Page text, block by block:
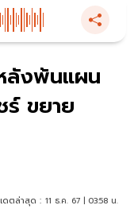
ลังพ้นแผน
ขยาย
ดตล่าสุด : 11 ธ.ค. 67 | 03:58 น.